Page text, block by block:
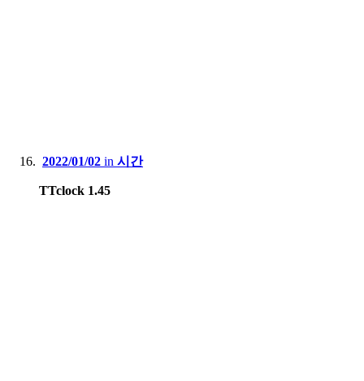
2022/01/02 in 시간
TTclock 1.45